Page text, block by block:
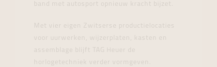
band met autosport opnieuw kracht bijzet.
Met vier eigen Zwitserse productielocaties
voor uurwerken, wijzerplaten, kasten en
assemblage blijft TAG Heuer de
horlogetechniek verder vormgeven.